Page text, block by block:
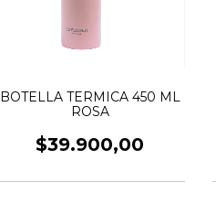
BOTELLA TERMICA 450 ML
ROSA
$39.900,00